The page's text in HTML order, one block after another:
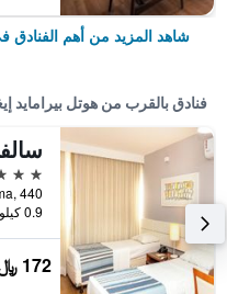
شاهد المزيد من أهم الفنادق
فنادق بالقرب من هوتل بيرامايد
4 نجوم
0.9 كيلومتر عن وسط المدينة
172 ﷼